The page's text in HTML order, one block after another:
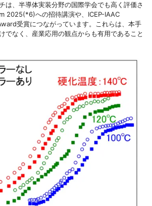
は、半導体実装分野の国際学会でも高く評価さ
2025(*6)への招待講演や、ICEP-IAAC
受賞につながっています。これらは、本手
でなく、産業応用の観点からも有用であること